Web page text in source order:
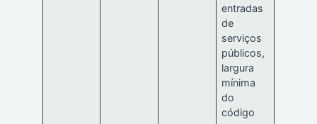
entradas
de
serviços
públicos,
largura
mínima
do
código